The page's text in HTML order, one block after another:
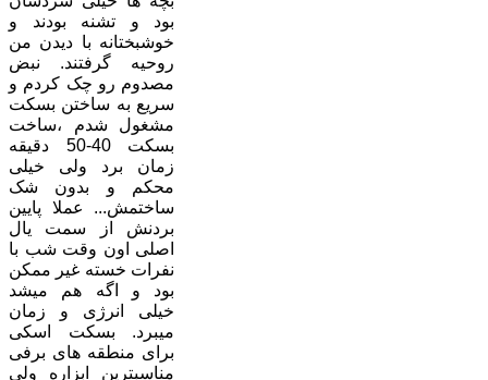
بود و تشنه بودند و
خوشبختانه با دیدن من
روحیه گرفتند. نبض
مصدوم رو چک کردم و
سریع به ساختن بسکت
مشغول شدم ،ساخت
بسکت 40-50 دقیقه
زمان برد ولی خیلی
محکم و بدون شک
ساختمش... عملا پایین
بردنش از سمت یال
اصلی اون وقت شب با
نفرات خسته غیر ممکن
بود و اگه هم میشد
خیلی انرژی و زمان
میبرد. بسکت اسکی
برای منطقه های برفی
مناسبترین ابزاره ولی